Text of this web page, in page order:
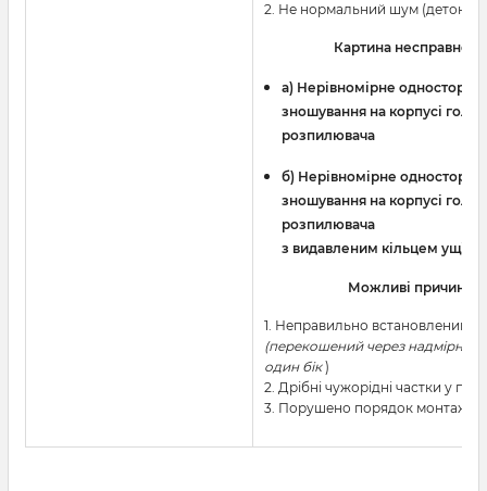
2. Не нормальний шум
Картина несправності
a) Нерівномірне
зношування на корпусі голки
розпилювача
б) Нерівномірне
зношування на корпусі голки
розпилювача
з видавленим кільцем
Можливі причини
1. Неправильно встановлений
(перекошений через надмірне
один бік)
2. Дрібні чужорідні частки у
3. Порушено порядок монтажу